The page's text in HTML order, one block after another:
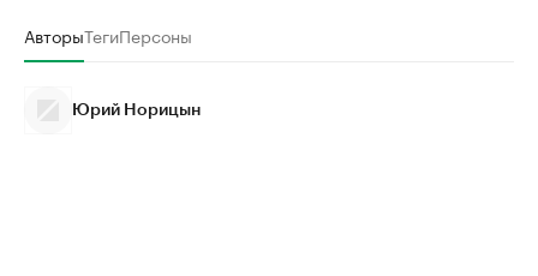
АвторыТегиПерсоны
Юрий Норицын